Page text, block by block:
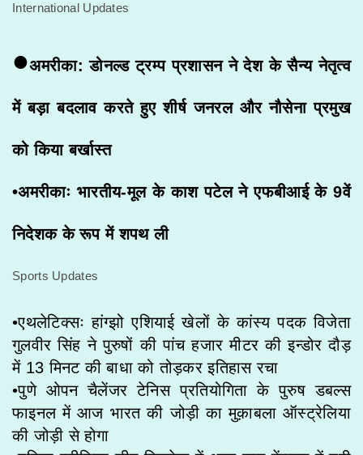
International Updates
•अमरीका: डोनल्ड ट्रम्प प्रशासन ने देश के सैन्य नेतृत्व
में बड़ा बदलाव करते हुए शीर्ष जनरल और नौसेना प्रमुख
को किया बर्खास्त
•अमरीकाः भारतीय-मूल के काश पटेल ने एफबीआई के 9वें
निदेशक के रूप में शपथ ली
Sports Updates
•एथलेटिक्सः हांग्झो एशियाई खेलों के कांस्य पदक विजेता
गुलवीर सिंह ने पुरुषों की पांच हजार मीटर की इन्डोर दौड़
में 13 मिनट की बाधा को तोड़कर इतिहास रचा
•पुणे ओपन चैलेंजर टेनिस प्रतियोगिता के पुरुष डबल्स
फाइनल में आज भारत की जोड़ी का मुक़ाबला ऑस्ट्रेलिया
की जोड़ी से होगा